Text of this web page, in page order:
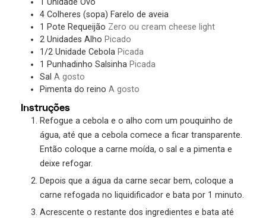
Unidade Ovo
4 Colheres (sopa) Farelo de aveia
1 Pote Requeijão Zero ou cream cheese light
2 Unidades Alho Picado
1/2 Unidade Cebola Picada
1 Punhadinho Salsinha Picada
Sal A gosto
Pimenta do reino A gosto
Instruções
Refogue a cebola e o alho com um pouquinho de
água, até que a cebola comece a ficar transparente.
Então coloque a carne moída, o sal e a pimenta e
deixe refogar.
Depois que a água da carne secar bem, coloque a
carne refogada no liquidificador e bata por 1 minuto.
Acrescente o restante dos ingredientes e bata até